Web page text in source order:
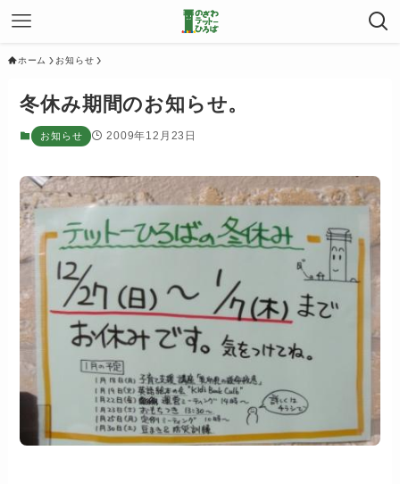
ホーム お知らせ
冬休み期間のお知らせ。
お知らせ 2009年12月23日